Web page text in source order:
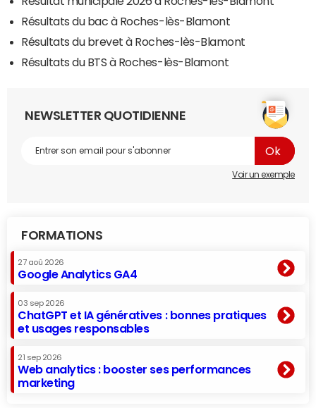
Résultats du bac à Roches-lès-Blamont
Résultats du brevet à Roches-lès-Blamont
Résultats du BTS à Roches-lès-Blamont
NEWSLETTER QUOTIDIENNE
Voir un exemple
FORMATIONS
27 aoû 2026
Google Analytics GA4
03 sep 2026
ChatGPT et IA génératives : bonnes pratiques
et usages responsables
21 sep 2026
Web analytics : booster ses performances
marketing